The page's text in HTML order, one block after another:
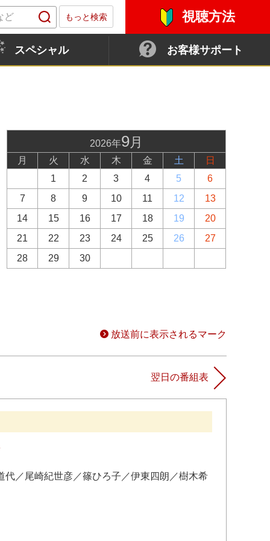
もっと検索 視聴方法
スペシャル お客様サポート
2026年9月
月 火 水 木 金 土
日
1
2 3 4 5
6
7
8 9 10 11 12
13
14
15 16 17 18 19
20
21
22 23 24 25 26
27
28
29 30
放送前に表示されるマーク
翌日の番組表
代 ／ 尾崎紀世彦 ／篠ひろ子 ／伊東四朗 ／樹木希